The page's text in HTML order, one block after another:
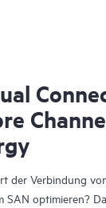
der Verbindung
SAN optimieren?